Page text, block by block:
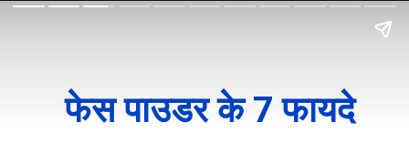
फेस पाउडर के 7 फायदे